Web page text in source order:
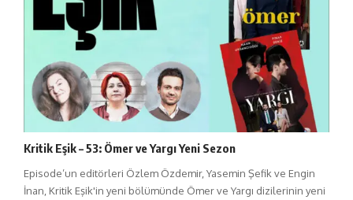
Kritik Eşik – 53: Ömer ve Yargı Yeni Sezon
Episode’un editörleri Özlem Özdemir, Yasemin Şefik ve Engin
İnan, Kritik Eşik'in yeni bölümünde Ömer ve Yargı dizilerinin yeni